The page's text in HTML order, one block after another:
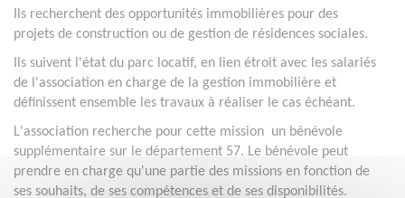
Ils recherchent des opportunités immobilières pour des
projets de construction ou de gestion de résidences sociales.
Ils suivent l'état du parc locatif, en lien étroit avec les salariés
de l'association en charge de la gestion immobilière et
définissent ensemble les travaux à réaliser le cas échéant.
L'association recherche pour cette mission un bénévole
supplémentaire sur le département 57. Le bénévole peut
prendre en charge qu'une partie des missions en fonction de
ses souhaits, de ses compétences et de ses disponibilités.